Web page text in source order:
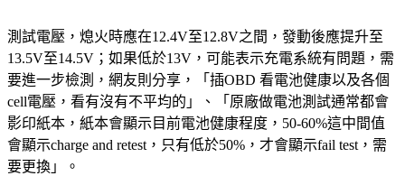
測試電壓，熄火時應在12.4V至12.8V之間，發動後應提升至
13.5V至14.5V；如果低於13V，可能表示充電系統有問題，需
要進一步檢測，網友則分享，「插OBD 看電池健康以及各個
cell電壓，看有沒有不平均的」、「原廠做電池測試通常都會
影印紙本，紙本會顯示目前電池健康程度，50-60%這中間值
會顯示charge and retest，只有低於50%，才會顯示fail test，需
要更換」。